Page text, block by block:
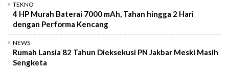
TEKNO
4 HP Murah Baterai 7000 mAh, Tahan hingga 2 Hari
dengan Performa Kencang
NEWS
Rumah Lansia 82 Tahun Dieksekusi PN Jakbar Meski Masih
Sengketa